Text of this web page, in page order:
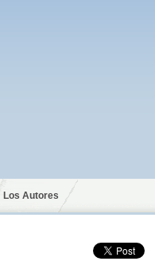
Los Autores